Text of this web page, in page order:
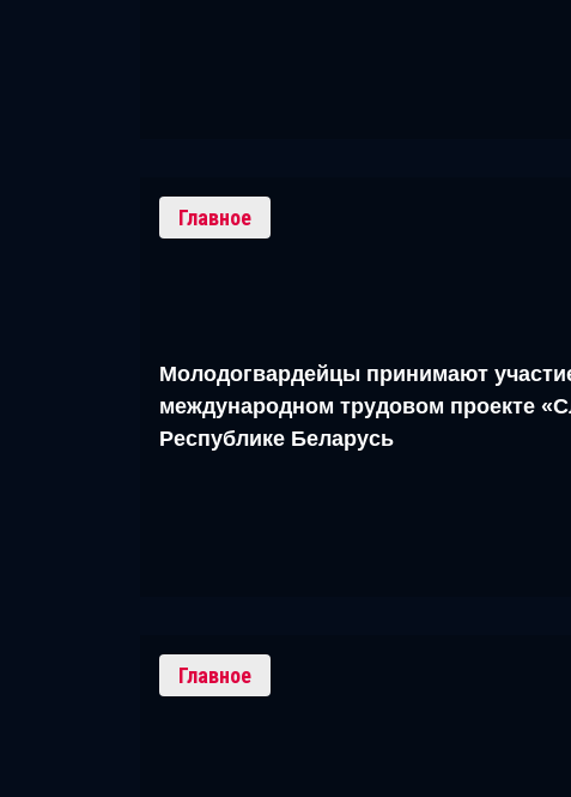
Главное
Молодогвардейцы принимают
международном трудовом проекте
Республике Беларусь
Главное